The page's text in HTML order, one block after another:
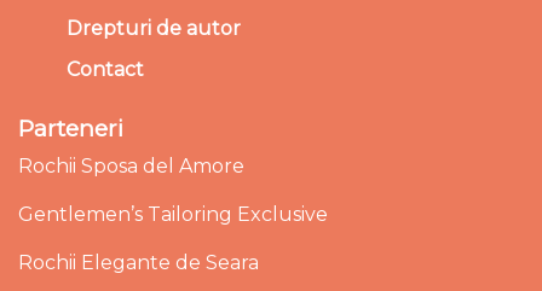
Drepturi de autor
Contact
Parteneri
Rochii Sposa del Amore
Gentlemen’s Tailoring Exclusive
Rochii Elegante de Seara